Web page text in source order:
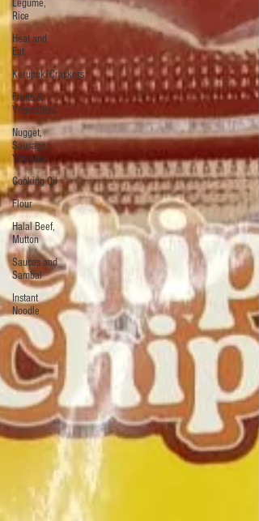
Legume,
Rice
Heat and
Eat
Kerupuk/Crackers
Fruits &
Vegetables
Nugget,
Sausage,
Yakiniku
Cooking Oil
Flour
Halal Beef,
Mutton
Sauces and
Sambal
Instant
Noodle